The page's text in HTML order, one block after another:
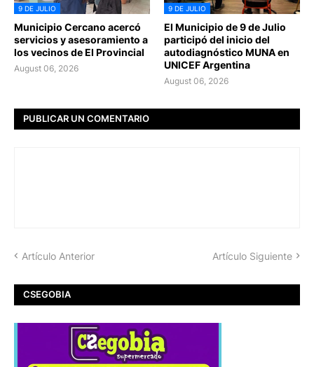
9 DE JULIO
Municipio Cercano acercó
servicios y asesoramiento a
los vecinos de El Provincial
August 06, 2026
9 DE JULIO
El Municipio de 9 de Julio
participó del inicio del
autodiagnóstico MUNA en
UNICEF Argentina
August 06, 2026
PUBLICAR UN COMENTARIO
Artículo Anterior Artículo Siguiente
CSEGOBIA